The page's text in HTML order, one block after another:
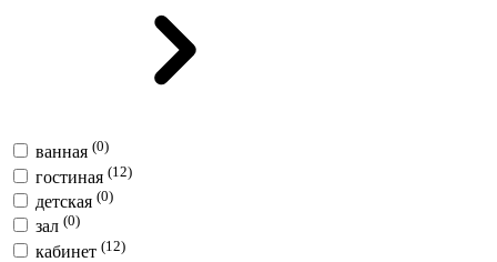
ванная (0)
гостиная (12)
детская (0)
зал (0)
кабинет (12)